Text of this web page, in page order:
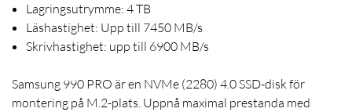
Lagringsutrymme: 4 TB
Läshastighet: Upp till 7450 MB/s
Skrivhastighet: upp till 6900 MB/s
Samsung 990 PRO är en NVMe (2280) 4.0 SSD-disk för
montering på M.2-plats. Uppnå maximal prestanda med